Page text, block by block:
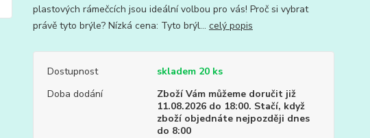
plastových rámečcích jsou ideální volbou pro vás! Proč si vybrat
právě tyto brýle? Nízká cena: Tyto brýl... celý popis
Dostupnost
skladem 20 ks
Doba dodání
Zboží Vám můžeme doručit již
11.08.2026 do 18:00. Stačí, když
zboží objednáte nejpozději dnes
do 8:00